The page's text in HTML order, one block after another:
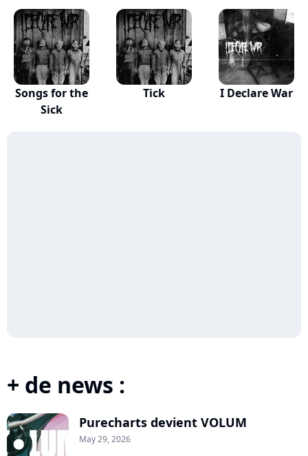
Songs for the
Sick
Tick I Declare War
+ de news :
Purecharts devient VOLUM
May 29, 2026